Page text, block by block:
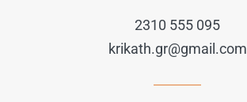
2310 555 095
krikath.gr@gmail.com